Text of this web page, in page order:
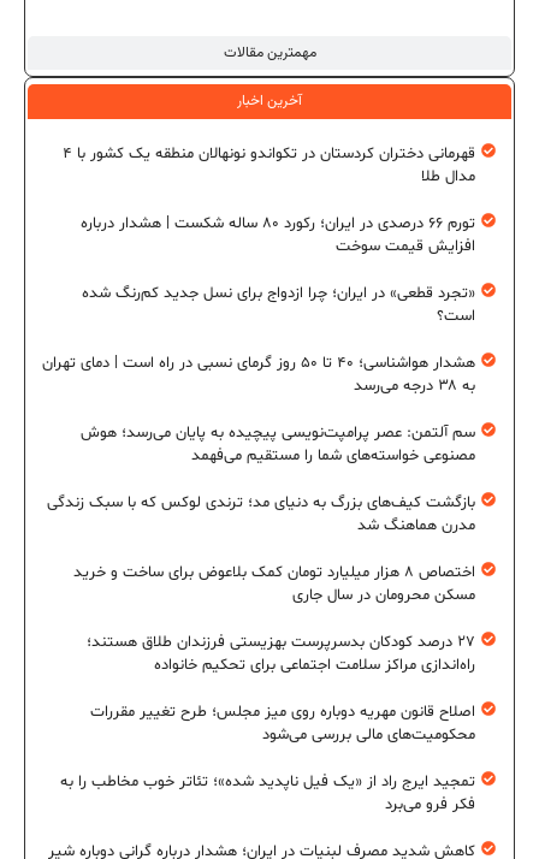
مهمترین مقالات
آخرین اخبار
قهرمانی دختران کردستان در تکواندو نونهالان منطقه یک کشور با ۴
مدال طلا
تورم ۶۶ درصدی در ایران؛ رکورد ۸۰ ساله شکست | هشدار درباره
افزایش قیمت سوخت
«تجرد قطعی» در ایران؛ چرا ازدواج برای نسل جدید کم‌رنگ شده
است؟
هشدار هواشناسی؛ ۴۰ تا ۵۰ روز گرمای نسبی در راه است | دمای تهران
به ۳۸ درجه می‌رسد
سم آلتمن: عصر پرامپت‌نویسی پیچیده به پایان می‌رسد؛ هوش
مصنوعی خواسته‌های شما را مستقیم می‌فهمد
بازگشت کیف‌های بزرگ به دنیای مد؛ ترندی لوکس که با سبک زندگی
مدرن هماهنگ شد
اختصاص ۸ هزار میلیارد تومان کمک بلاعوض برای ساخت و خرید
مسکن محرومان در سال جاری
۲۷ درصد کودکان بدسرپرست بهزیستی فرزندان طلاق هستند؛
راه‌اندازی مراکز سلامت اجتماعی برای تحکیم خانواده
اصلاح قانون مهریه دوباره روی میز مجلس؛ طرح تغییر مقررات
محکومیت‌های مالی بررسی می‌شود
تمجید ایرج راد از «یک فیل ناپدید شده»؛ تئاتر خوب مخاطب را به
فکر فرو می‌برد
کاهش شدید مصرف لبنیات در ایران؛ هشدار درباره گرانی دوباره شیر